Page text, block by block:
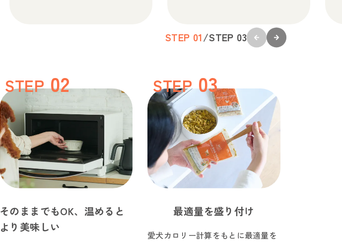
STEP
そのままでもOK、温めると
より美味しい
STEP
最適量を盛り付け
愛犬カロリー計算をもとに最適量を
STEP 01/STEP 03